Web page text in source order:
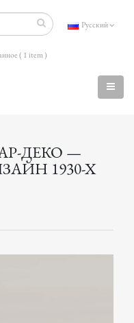
Русский
( 1 item )
ДЕКО —
1930-Х